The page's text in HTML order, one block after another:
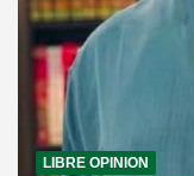
LIBRE OPINION